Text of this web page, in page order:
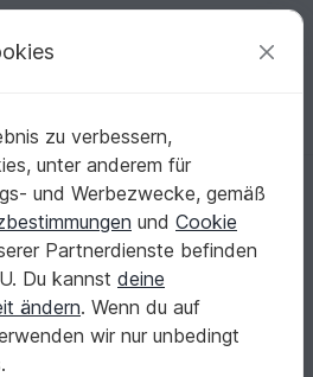
einloggen Kostenlos registrieren
1k
|
Sortieren / Filter
zu verbessern,
unter anderem für
und Werbezwecke, gemäß
und Cookie
Partnerdienste befinden
Du kannst deine
ändern. Wenn du auf
wir nur unbedingt